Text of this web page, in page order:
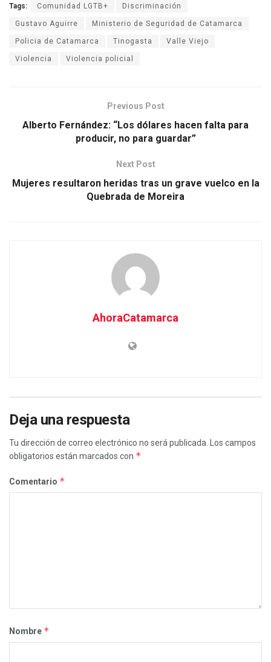
Tags: Comunidad LGTB+ Discriminación
Gustavo Aguirre Ministerio de Seguridad de Catamarca
Policia de Catamarca Tinogasta Valle Viejo
Violencia Violencia policial
Previous Post
Alberto Fernández: “Los dólares hacen falta para
producir, no para guardar”
Next Post
Mujeres resultaron heridas tras un grave vuelco en la
Quebrada de Moreira
AhoraCatamarca
Deja una respuesta
Tu dirección de correo electrónico no será publicada.
Los campos
obligatorios están marcados con *
Comentario *
Nombre *